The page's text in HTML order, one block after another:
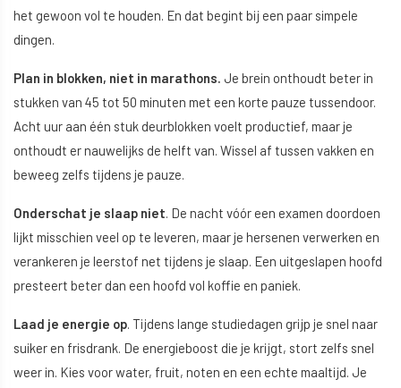
het gewoon vol te houden. En dat begint bij een paar simpele
dingen.
Plan in blokken, niet in marathons. Je brein onthoudt beter in
stukken van 45 tot 50 minuten met een korte pauze tussendoor.
Acht uur aan één stuk deurblokken voelt productief, maar je
onthoudt er nauwelijks de helft van. Wissel af tussen vakken en
beweeg zelfs tijdens je pauze.
Onderschat je slaap niet. De nacht vóór een examen doordoen
lijkt misschien veel op te leveren, maar je hersenen verwerken en
verankeren je leerstof net tijdens je slaap. Een uitgeslapen hoofd
presteert beter dan een hoofd vol koffie en paniek.
Laad je energie op. Tijdens lange studiedagen grijp je snel naar
suiker en frisdrank. De energieboost die je krijgt, stort zelfs snel
weer in. Kies voor water, fruit, noten en een echte maaltijd. Je